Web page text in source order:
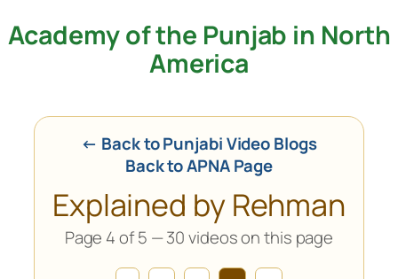
Skip
Academy of the Punjab in North
America
← Back to Punjabi Video Blogs
Back to APNA Page
Explained by Rehman
Page 4 of 5 — 30 videos on this page